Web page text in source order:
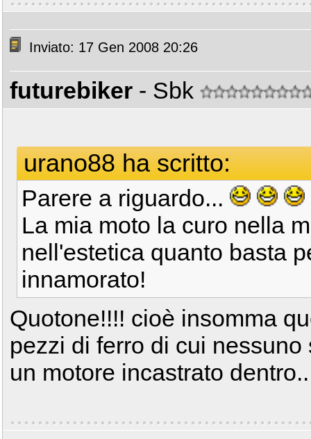
Inviato: 17 Gen 2008 20:26
futurebiker - Sbk
urano88 ha scritto:
Parere a riguardo...
La mia moto la curo nella
nell'estetica quanto basta
innamorato!
Quotone!!!! cioè insomma
pezzi di ferro di cui
un motore incastrato